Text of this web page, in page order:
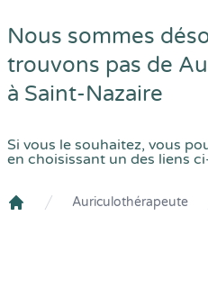
Nous sommes
trouvons pas de
à Saint-Nazaire
Si vous le souhaitez, vous
en choisissant un des liens
Auriculothérapeute